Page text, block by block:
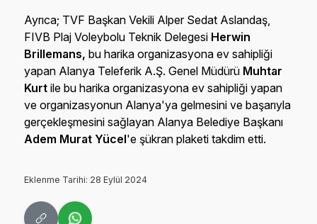
Ayrıca; TVF Başkan Vekili Alper Sedat Aslandaş,
FIVB Plaj Voleybolu Teknik Delegesi Herwin
Brillemans,bu harika organizasyona ev sahipliği
yapan Alanya Teleferik A.Ş. Genel Müdürü Muhtar
Kurt ile bu harika organizasyona ev sahipliği yapan
ve organizasyonun Alanya'ya gelmesini ve başarıyla
gerçekleşmesini sağlayan Alanya Belediye Başkanı
Adem Murat Yücel'e şükran plaketi takdim etti.
Eklenme Tarihi: 28 Eylül 2024